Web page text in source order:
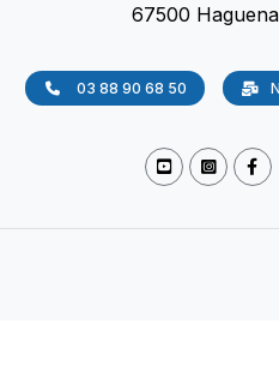
67500
03 88 90 68 50